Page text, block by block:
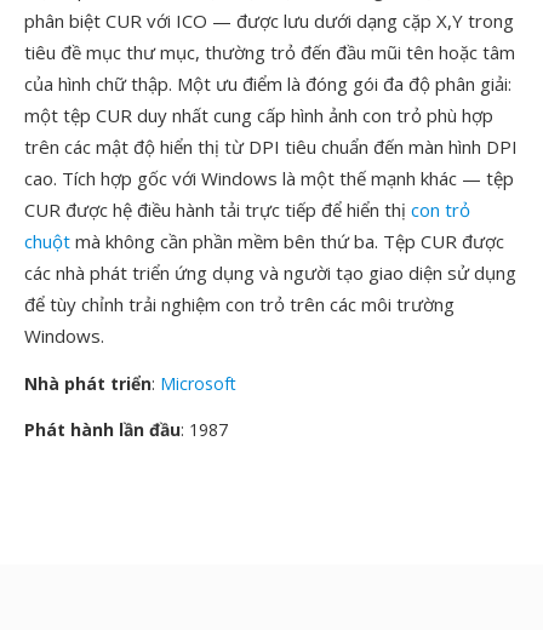
phân biệt CUR với ICO — được lưu dưới dạng cặp X,Y trong
tiêu đề mục thư mục, thường trỏ đến đầu mũi tên hoặc tâm
của hình chữ thập. Một ưu điểm là đóng gói đa độ phân giải:
một tệp CUR duy nhất cung cấp hình ảnh con trỏ phù hợp
trên các mật độ hiển thị từ DPI tiêu chuẩn đến màn hình DPI
cao. Tích hợp gốc với Windows là một thế mạnh khác — tệp
CUR được hệ điều hành tải trực tiếp để hiển thị con trỏ
chuột mà không cần phần mềm bên thứ ba. Tệp CUR được
các nhà phát triển ứng dụng và người tạo giao diện sử dụng
để tùy chỉnh trải nghiệm con trỏ trên các môi trường
Windows.
Nhà phát triển: Microsoft
Phát hành lần đầu: 1987